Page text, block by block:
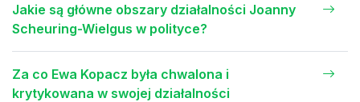
Jakie są główne obszary działalności Joanny
Scheuring-Wielgus w polityce?
Za co Ewa Kopacz była chwalona i
krytykowana w swojej działalności